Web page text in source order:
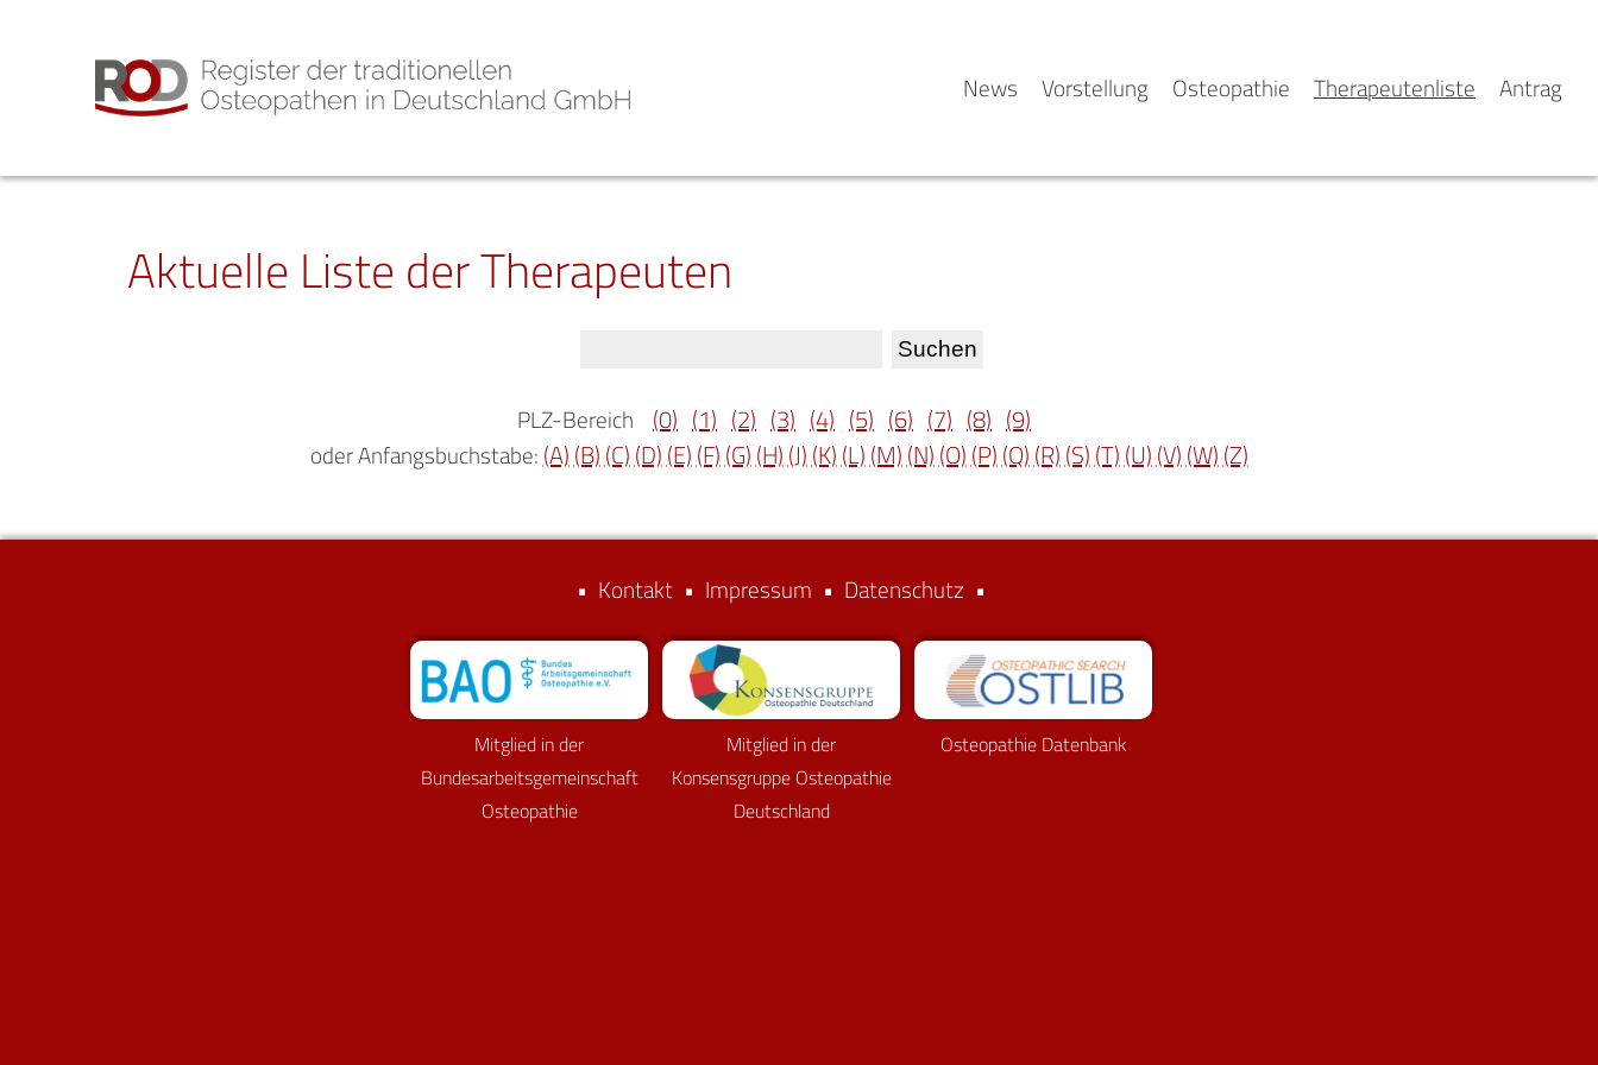
Antrag
Therapeutenliste
Osteopathie
Vorstellung
News
Aktuelle Liste der Therapeuten
PLZ-Bereich (0) (1) (2) (3) (4) (5) (6) (7) (8) (9)
oder Anfangsbuchstabe:(A)(B)(C)(D)(E)(F)(G)(H)(J)(K)(L)(M)(N)(O)(P)(Q)(R)(S)(T)(U)(V)(W)(Z)
• Kontakt • Impressum • Datenschutz •
Mitglied in der
Bundesarbeitsgemeinschaft
Osteopathie
Mitglied in der
Konsensgruppe Osteopathie
Deutschland
Osteopathie Datenbank